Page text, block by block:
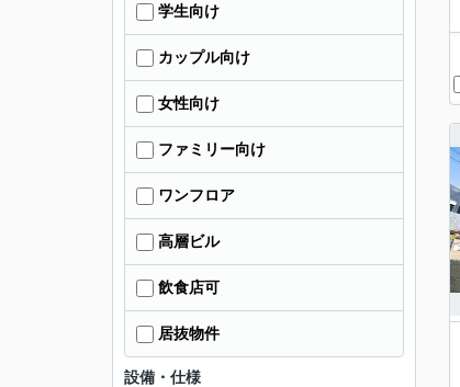
学生向け
カップル向け
女性向け
ファミリー向け
ワンフロア
高層ビル
飲食店可
居抜物件
設備・仕様